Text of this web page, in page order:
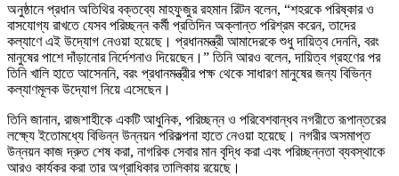
অনুষ্ঠানে প্রধান অতিথির বক্তব্যে মাহফুজুর রহমান রিটন বলেন, “শহরকে পরিষ্কার ও
বাসযোগ্য রাখতে যেসব পরিচ্ছন্ন কর্মী প্রতিদিন অক্লান্ত পরিশ্রম করেন, তাদের
কল্যাণে এই উদ্যোগ নেওয়া হয়েছে। প্রধানমন্ত্রী আমাদেরকে শুধু দায়িত্ব দেননি, বরং
মানুষের পাশে দাঁড়ানোর নির্দেশনাও দিয়েছেন।” তিনি আরও বলেন, দায়িত্ব গ্রহণের পর
তিনি খালি হাতে আসেননি, বরং প্রধানমন্ত্রীর পক্ষ থেকে সাধারণ মানুষের জন্য বিভিন্ন
কল্যাণমূলক উদ্যোগ নিয়ে এসেছেন।
তিনি জানান, রাজশাহীকে একটি আধুনিক, পরিচ্ছন্ন ও পরিবেশবান্ধব নগরীতে রূপান্তরের
লক্ষ্যে ইতোমধ্যে বিভিন্ন উন্নয়ন পরিকল্পনা হাতে নেওয়া হয়েছে। নগরীর অসমাপ্ত
উন্নয়ন কাজ দ্রুত শেষ করা, নাগরিক সেবার মান বৃদ্ধি করা এবং পরিচ্ছন্নতা ব্যবস্থাকে
আরও কার্যকর করা তার অগ্রাধিকার তালিকায় রয়েছে।